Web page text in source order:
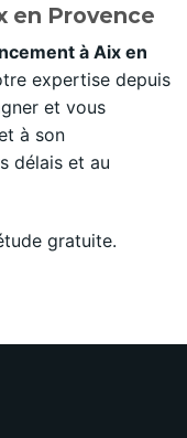
en Provence
à Aix en
expertise depuis
et vous
à son
délais et au
gratuite.